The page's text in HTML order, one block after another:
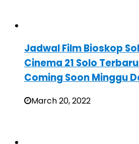
Jadwal Film Bioskop
Cinema 21 Solo
Coming Soon Minggu
March 20, 2022